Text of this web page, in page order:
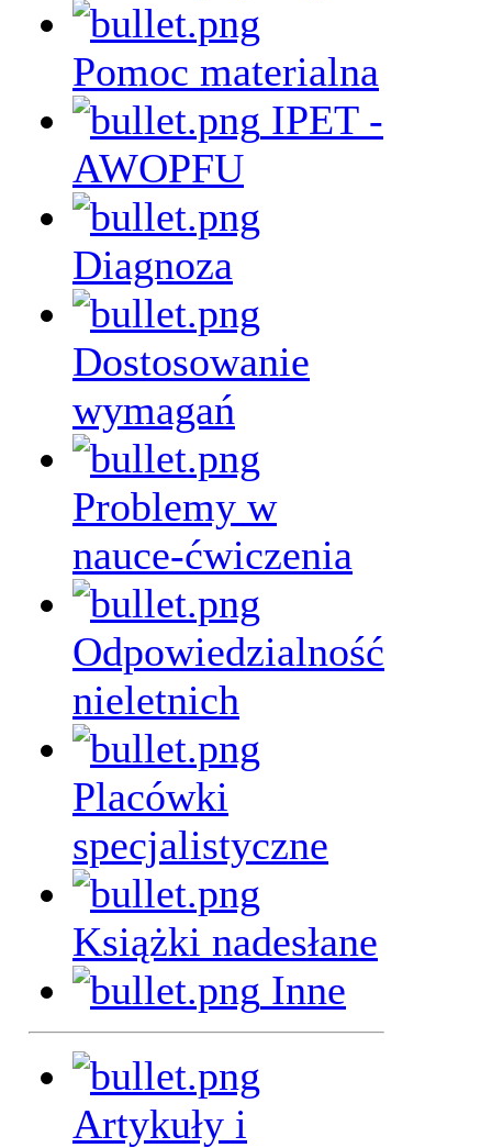
Pomoc materialna
IPET -
AWOPFU
Diagnoza
Dostosowanie
wymagań
Problemy w
nauce-ćwiczenia
Odpowiedzialność
nieletnich
Placówki
specjalistyczne
Książki nadesłane
Inne
Artykuły i